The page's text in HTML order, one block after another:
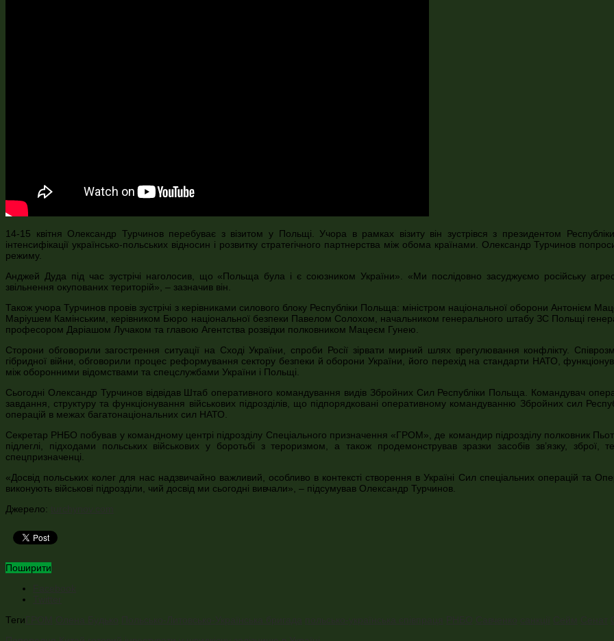
14-15 квітня Олександр Турчинов перебуває з візитом у Польщі. Учора в рамках візиту він зустрівся з президентом
інтенсифікації українсько-польських відносин і розвитку стратегічного партнерства між обома країнами. Олександр Турчинов
режиму.
Анджей Дуда під час зустрічі наголосив, що «Польща була і є союзником України». «Ми послідовно засуджуємо російську
звільнення окупованих територій», – зазначив він.
Також учора Турчинов провів зустрічі з керівниками силового блоку Республіки Польща: міністром національної оборони Антонієм
Маріушем Камінським, керівником Бюро національної безпеки Павелом Солохом, начальником генерального штабу ЗС Польщі
професором Даріашом Лучаком та главою Агентства розвідки полковником Мацеєм Гунею.
Сторони обговорили загострення ситуації на Сході України, спроби Росії зірвати мирний шлях врегулювання конфлікту.
гібридної війни, обговорили процес реформування сектору безпеки й оборони України, його перехід на стандарти НАТО,
між оборонними відомствами та спецслужбами України і Польщі.
Сьогодні Олександр Турчинов відвідав Штаб оперативного командування видів Збройних Сил Республіки Польща. Командувач
завдання, структуру та функціонування військових підрозділів, що підпорядковані оперативному командуванню Збройних сил
операцій в межах багатонаціональних сил НАТО.
Секретар РНБО побував у командному центрі підрозділу Спеціального призначення «ГРОМ», де командир підрозділу полковник
підлеглі, підходами польських військових у боротьбі з тероризмом, а також продемонстрував зразки засобів зв’язку, зброї,
спецпризначенці.
«Досвід польських колег для нас надзвичайно важливий, особливо в контексті створення в Україні Сил спеціальних операцій та
виконують військові підрозділи, чий досвід ми сьогодні вивчали», – підсумував Олександр Турчинов.
Джерело:
Поширити
Теги